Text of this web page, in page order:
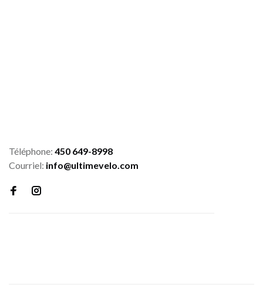
Téléphone: 450 649-8998
Courriel: info@ultimevelo.com